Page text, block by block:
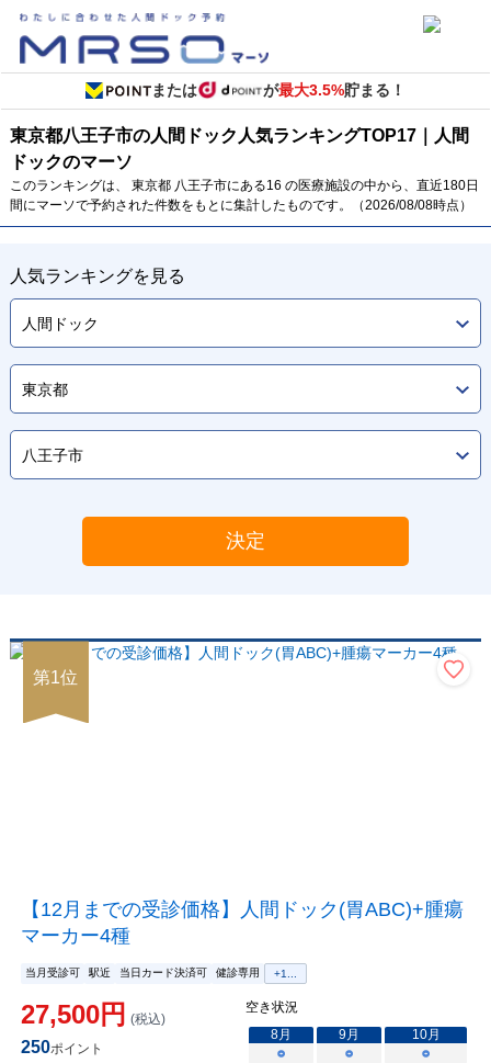
または が最大3.5%貯まる！
東京都八王子市の人間ドック 人気ランキングTOP17｜人間
ドックのマーソ
このランキングは、 東京都 八王子市にある16 の医療施設の中から、直近180日
間にマーソで予約された件数をもとに集計したものです。（2026/08/08時点）
人気ランキングを見る
決定
第1位
【12月までの受診価格】人間ドック(胃ABC)+腫瘍
マーカー4種
当月受診可 駅近 当日カード決済可 健診専用 +1...
27,500円 (税込)
250ポイント
空き状況
8月 9月 10月
○
○ ○